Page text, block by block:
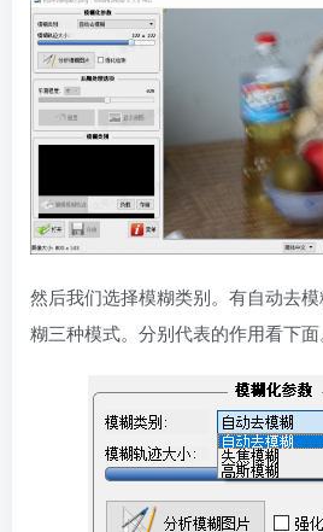
然后我们选择模糊类别。有自动去
糊三种模式。分别代表的作用看下面